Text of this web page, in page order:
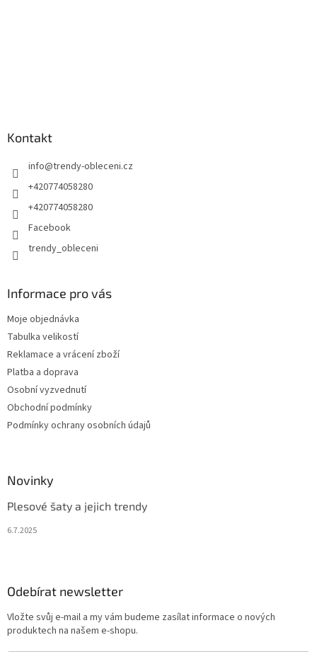
Kontakt
info@trendy-obleceni.cz
+420774058280
+420774058280
Facebook
trendy_obleceni
Informace pro vás
Moje objednávka
Tabulka velikostí
Reklamace a vrácení zboží
Platba a doprava
Osobní vyzvednutí
Obchodní podmínky
Podmínky ochrany osobních údajů
Novinky
Plesové šaty a jejich trendy
6.7.2025
Odebírat newsletter
Vložte svůj e-mail a my vám budeme zasílat informace o nových
produktech na našem e-shopu.